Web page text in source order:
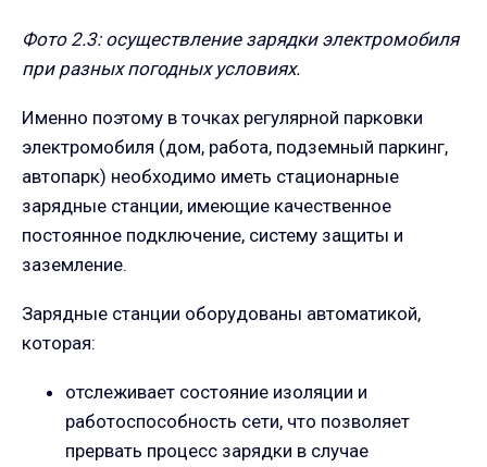
Фото 2.3: осуществление зарядки электромобиля
при разных погодных условиях.
Именно поэтому в точках регулярной парковки
электромобиля (дом, работа, подземный паркинг,
автопарк) необходимо иметь стационарные
зарядные станции, имеющие качественное
постоянное подключение, систему защиты и
заземление.
Зарядные станции оборудованы автоматикой,
которая:
отслеживает состояние изоляции и
работоспособность сети, что позволяет
прервать процесс зарядки в случае